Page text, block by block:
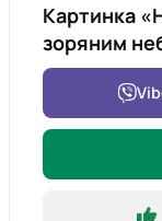
Картинка
зоряним